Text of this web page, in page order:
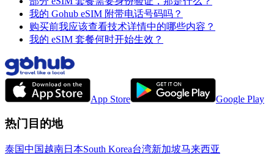
我的 Gohub eSIM 附带电话号码吗？
购买前我应该查看技术详情中的哪些内容？
我的 eSIM 套餐何时开始生效？
App Store Google Play
热门目的地
泰国中国越南日本South Korea台湾新加坡马来西亚